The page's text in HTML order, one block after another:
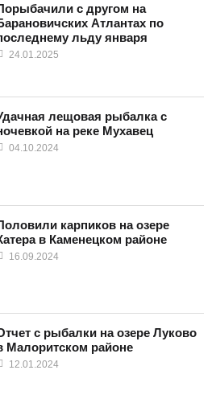
с другом на
Атлантах по
льду января
24.01.2025
лещовая рыбалка с
на реке Мухавец
04.10.2024
карпиков на озере
в Каменецком районе
16.09.2024
с рыбалки на озере Луково
Малоритском районе
12.01.2024